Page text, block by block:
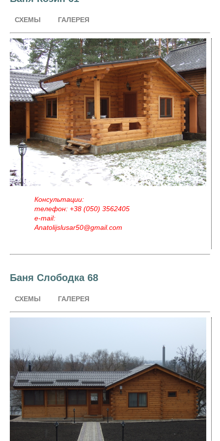
СХЕМЫ ГАЛЕРЕЯ
Консультации:
телефон: +38 (050) 3562405
e-mail:
Anatolijslusar50@gmail.com
Баня Слободка 68
СХЕМЫ ГАЛЕРЕЯ